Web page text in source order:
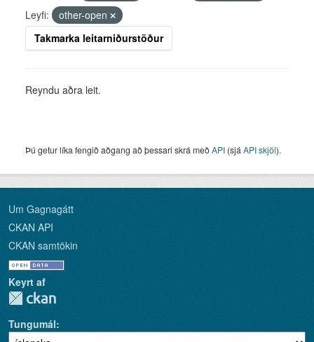
Leyfi:
other-open
Takmarka leitarniðurstöður
Reyndu aðra leit.
Þú getur líka fengið aðgang að þessari skrá meðAPI (sjá API skjöl).
Um Gagnagátt
CKAN API
CKAN samtökin
Keyrt af
Tungumál